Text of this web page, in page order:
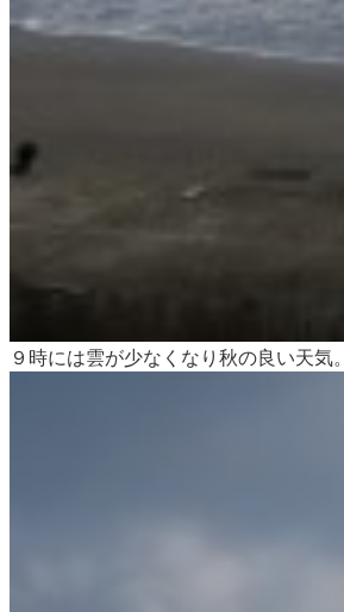
９時には雲が少なくなり秋の良い天気。